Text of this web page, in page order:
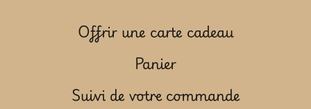
Offrir une carte cadeau
Panier
Suivi de votre commande